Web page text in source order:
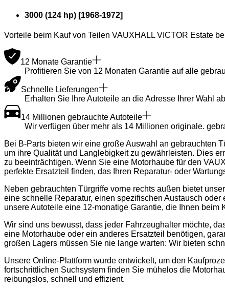
3000 (124 hp) [1968-1972]
Vorteile beim Kauf von Teilen VAUXHALL VICTOR Estate
12 Monate Garantie
Profitieren Sie von 12 Monaten Garantie auf alle
Schnelle Lieferungen
Erhalten Sie Ihre Autoteile an die Adresse Ihrer Wahl
14 Millionen gebrauchte Autoteile
Wir verfügen über mehr als 14 Millionen originale.
Bei B-Parts bieten wir eine große Auswahl an gebrauchten
um ihre Qualität und Langlebigkeit zu gewährleisten. Dies
zu beeinträchtigen. Wenn Sie eine Motorhaube für den
perfekte Ersatzteil finden, das Ihren Reparatur- oder
Neben gebrauchten Türgriffe vorne rechts außen bietet
eine schnelle Reparatur, einen spezifischen Austausch
unsere Autoteile eine 12-monatige Garantie, die Ihnen beim
Wir sind uns bewusst, dass jeder Fahrzeughalter möchte,
eine Motorhaube oder ein anderes Ersatzteil benötigen,
großen Lagers müssen Sie nie lange warten: Wir bieten
Unsere Online-Plattform wurde entwickelt, um den
fortschrittlichen Suchsystem finden Sie mühelos die
reibungslos, schnell und effizient.